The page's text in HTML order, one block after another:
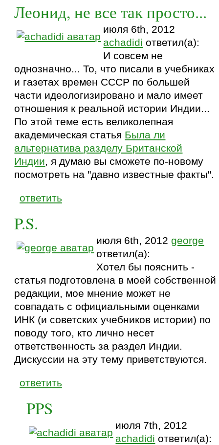
Леонид, не все так просто...
июля 6th, 2012
achadidi ответил(а):
И совсем не
однозначно... То, что писали в учебниках
и газетах времен СССР по большей
части идеологизировано и мало имеет
отношения к реальной истории Индии...
По этой теме есть великолепная
академическая статья Была ли
альтернатива разделу Британской
Индии, я думаю вы сможете по-новому
посмотреть на "давно известные факты".
ответить
P.S.
июля 6th, 2012george
ответил(а):
Хотел бы пояснить -
статья подготовлена в моей собственной
редакции, мое мнение может не
совпадать с официальными оценками
ИНК (и советских учебников истории) по
поводу того, кто лично несет
ответственность за раздел Индии.
Дискуссии на эту тему приветствуются.
ответить
PPS
июля 7th, 2012
achadidi ответил(а):